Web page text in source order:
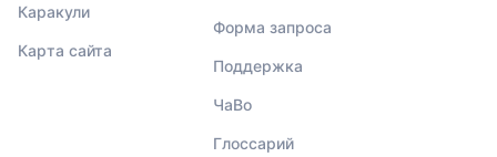
Каракули
Карта сайта
Форма запроса
Поддержка
ЧаВо
Глоссарий